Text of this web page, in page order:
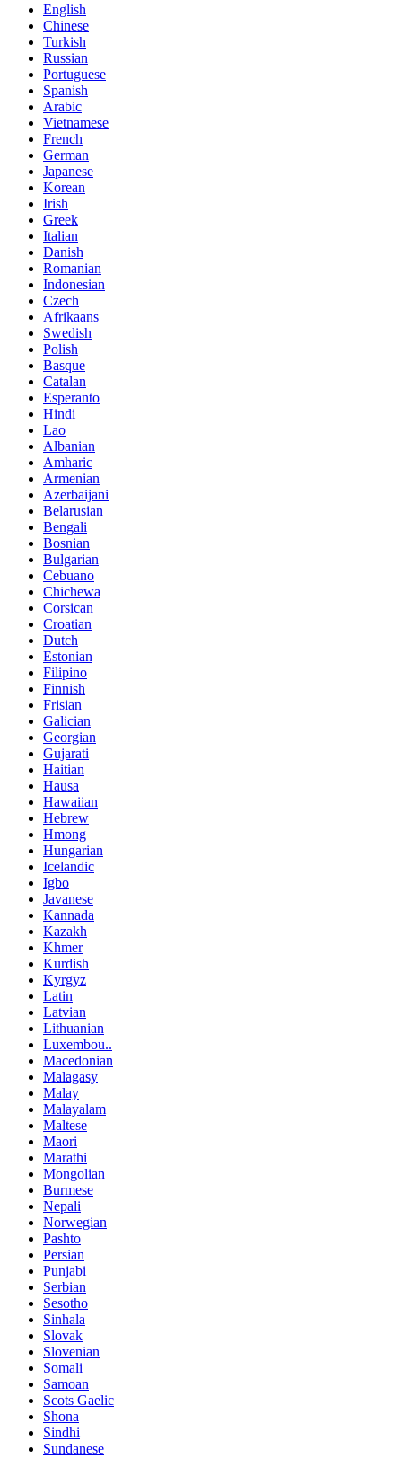
English
Chinese
Turkish
Russian
Portuguese
Spanish
Arabic
Vietnamese
French
German
Japanese
Korean
Irish
Greek
Italian
Danish
Romanian
Indonesian
Czech
Afrikaans
Swedish
Polish
Basque
Catalan
Esperanto
Hindi
Lao
Albanian
Amharic
Armenian
Azerbaijani
Belarusian
Bengali
Bosnian
Bulgarian
Cebuano
Chichewa
Corsican
Croatian
Dutch
Estonian
Filipino
Finnish
Frisian
Galician
Georgian
Gujarati
Haitian
Hausa
Hawaiian
Hebrew
Hmong
Hungarian
Icelandic
Igbo
Javanese
Kannada
Kazakh
Khmer
Kurdish
Kyrgyz
Latin
Latvian
Lithuanian
Luxembou..
Macedonian
Malagasy
Malay
Malayalam
Maltese
Maori
Marathi
Mongolian
Burmese
Nepali
Norwegian
Pashto
Persian
Punjabi
Serbian
Sesotho
Sinhala
Slovak
Slovenian
Somali
Samoan
Scots Gaelic
Shona
Sindhi
Sundanese